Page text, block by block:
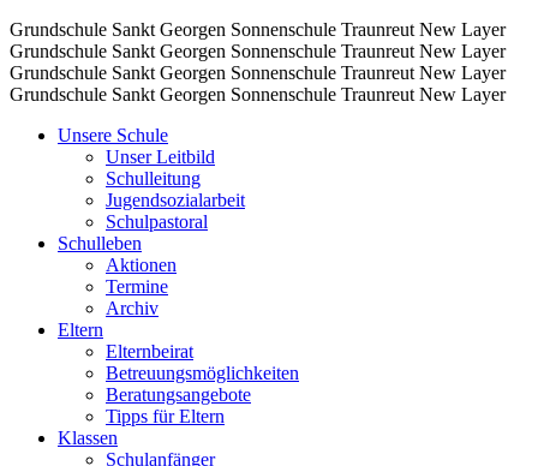
Grundschule Sankt Georgen Sonnenschule Traunreut New Layer
Grundschule Sankt Georgen Sonnenschule Traunreut New Layer
Grundschule Sankt Georgen Sonnenschule Traunreut New Layer
Grundschule Sankt Georgen Sonnenschule Traunreut New Layer
Unsere Schule
Unser Leitbild
Schulleitung
Jugendsozialarbeit
Schulpastoral
Schulleben
Aktionen
Termine
Archiv
Eltern
Elternbeirat
Betreuungsmöglichkeiten
Beratungsangebote
Tipps für Eltern
Klassen
Schulanfänger